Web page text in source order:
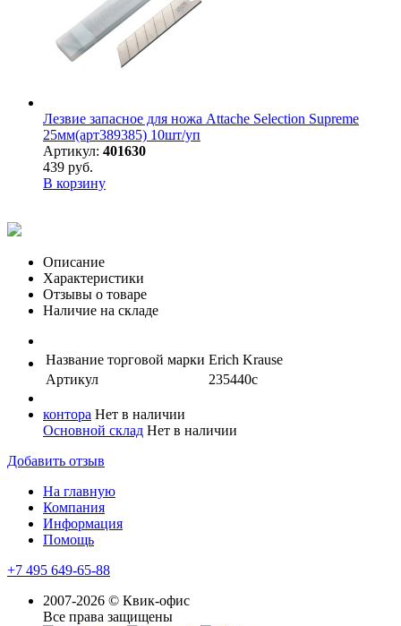
Лезвие запасное для ножа Attache Selection Supreme
25мм(арт389385) 10шт/уп
Артикул: 401630
439 руб.
В корзину
Описание
Характеристики
Отзывы о товаре
Наличие на складе
Название торговой марки Erich Krause
Артикул
235440с
контора Нет в наличии
Основной склад Нет в наличии
Добавить отзыв
На главную
Компания
Информация
Помощь
+7 495 649-65-88
2007-2026 © Квик-офис
Все права защищены